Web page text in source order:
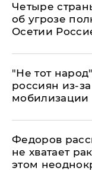
Четыре
об угрозе
Осетии
​"Не тот
россиян из-
мобилизации
Федоров
не хватает
этом